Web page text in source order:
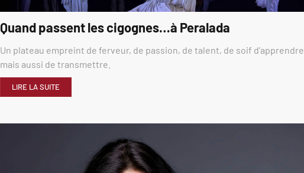
Quand passent les cigognes…à Peralada
Un plateau empreint de ferveur, de passion, de talent, de soif d’apprendre
mais aussi de transmettre.
LIRE LA SUITE